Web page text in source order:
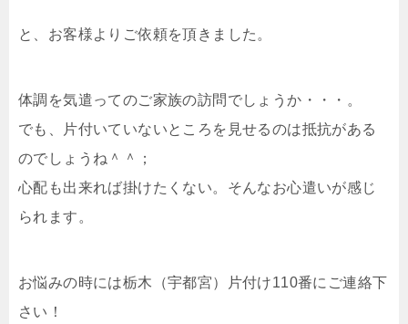
と、お客様よりご依頼を頂きました。
体調を気遣ってのご家族の訪問でしょうか・・・。
でも、片付いていないところを見せるのは抵抗がある
のでしょうね＾＾；
心配も出来れば掛けたくない。そんなお心遣いが感じ
られます。
お悩みの時には栃木（宇都宮）片付け110番にご連絡下
さい！